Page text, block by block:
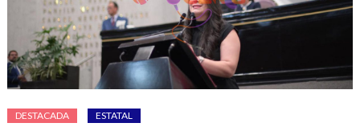
DESTACADA ESTATAL